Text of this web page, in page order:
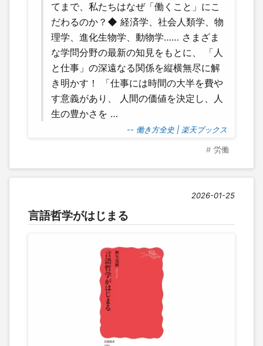
てまで、私たちはなぜ「働くこと」にこ
だわるのか？◆ 経済学、社会人類学、物
理学、進化生物学、動物学…… さまざま
な学問分野の最新の知見をもとに、 「人
と仕事」の深遠なる関係を縦横無尽に解
き明かす！ 「仕事には時間の大半を費や
す意義があり、 人間の価値を決定し、人
生の豊かさを …
-- 働き方全史 | 楽天ブックス
労働
2026-01-25
言語哲学がはじまる